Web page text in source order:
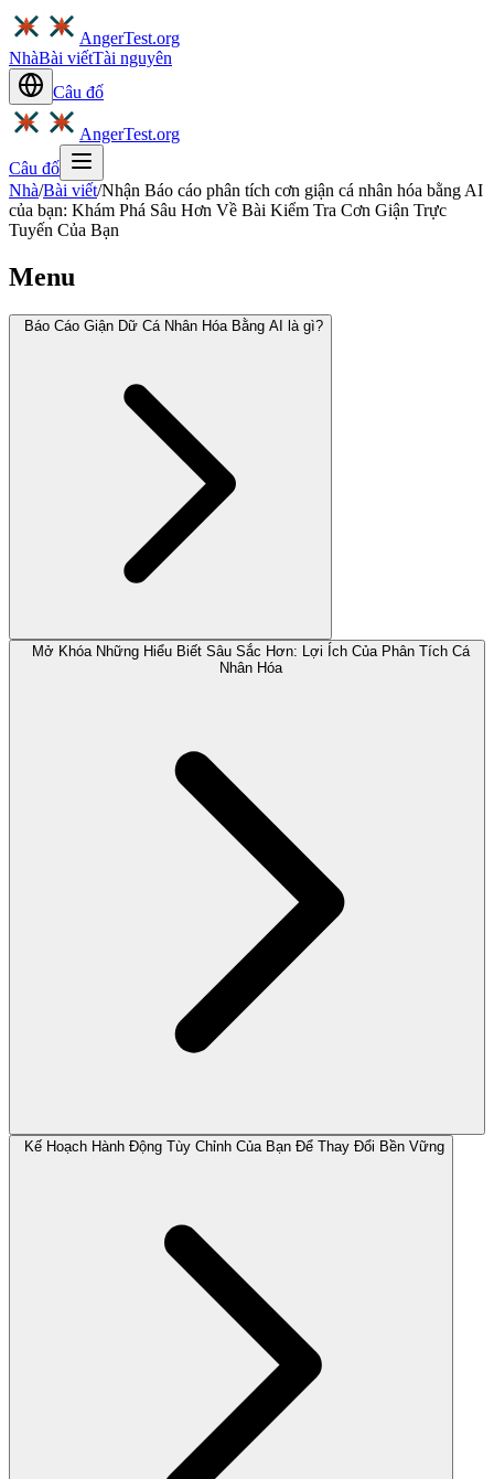
AngerTest.org
NhàBài viếtTài nguyên
Câu đố
AngerTest.org
Câu đố
Nhà/Bài viết/Nhận Báo cáo phân tích cơn giận cá nhân hóa bằng AI
của bạn: Khám Phá Sâu Hơn Về Bài Kiểm Tra Cơn Giận Trực
Tuyến Của Bạn
Menu
Báo Cáo Giận Dữ Cá Nhân Hóa Bằng AI là gì?
Mở Khóa Những Hiểu Biết Sâu Sắc Hơn: Lợi Ích Của Phân Tích Cá
Nhân Hóa
Kế Hoạch Hành Động Tùy Chỉnh Của Bạn Để Thay Đổi Bền Vững